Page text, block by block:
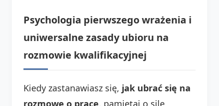
Psychologia pierwszego wrażenia i
uniwersalne zasady ubioru na
rozmowie kwalifikacyjnej
Kiedy zastanawiasz się, jak ubrać się na
rozmowę o pracę, pamiętaj o sile